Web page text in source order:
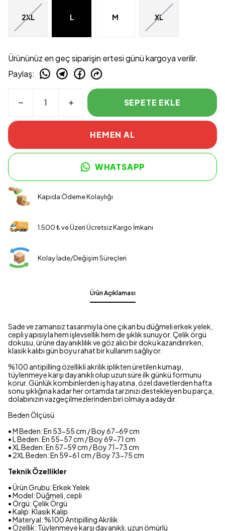
2XL L M XL
Ürününüz en geç siparişin ertesi günü kargoya verilir.
Paylaş:
SEPETE EKLE
HEMEN AL
WHATSAPP
Kapıda Ödeme Kolaylığı
1.500 ₺ ve Üzeri Ücretsiz Kargo İmkanı
Kolay İade/Değişim Süreçleri
Ürün Açıklaması
Sade ve zamansız tasarımıyla öne çıkan bu düğmeli erkek yelek,
cepli yapısıyla hem işlevsellik hem de şıklık sunuyor. Çelik örgü
dokusu, ürüne dayanıklılık ve göz alıcı bir doku kazandırırken,
klasik kalıbı gün boyu rahat bir kullanım sağlıyor.
%100 antipilling özellikli akrilik iplikten üretilen kumaşı,
tüylenmeye karşı dayanıklı olup uzun süre ilk günkü formunu
korur. Günlük kombinlerden iş hayatına, özel davetlerden hafta
sonu şıklığına kadar her ortamda tarzınızı destekleyen bu parça,
dolabınızın vazgeçilmezlerinden biri olmaya adaydır.
Beden Ölçüsü
• M Beden: En 53-55 cm / Boy 67-69 cm
• L Beden: En 55-57 cm / Boy 69-71 cm
• XL Beden: En 57-59 cm / Boy 71-73 cm
• 2XL Beden: En 59-61 cm / Boy 73-75 cm
Teknik Özellikler
• Ürün Grubu: Erkek Yelek
• Model: Düğmeli, cepli
• Örgü: Çelik Örgü
• Kalıp: Klasik Kalıp
• Materyal: %100 Antipilling Akrilik
• Özellik: Tüylenmeye karşı dayanıklı, uzun ömürlü